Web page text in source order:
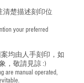
清楚描述刻印位
your preferred
均由人手刻印，如
，敬請見諒 :)
are manual operated,